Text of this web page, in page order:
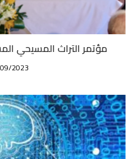
مؤتمر التراث المسيحي
2023